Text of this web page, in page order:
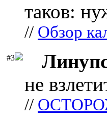
таков:
// Обзор
#3
не
//